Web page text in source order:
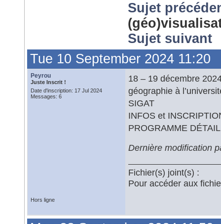
Sujet
Sujet suivant
Tue 10 September 2024 11:20
Peyrou
Juste Inscrit !
Date d'inscription: 17 Jul 2024
Messages: 6
18 – 19 décembre
géographie à
SIGAT
INFOS et
PROGRAMME
Dernière modification
Fichier(s) joint(s) :
Pour accéder aux
Hors ligne